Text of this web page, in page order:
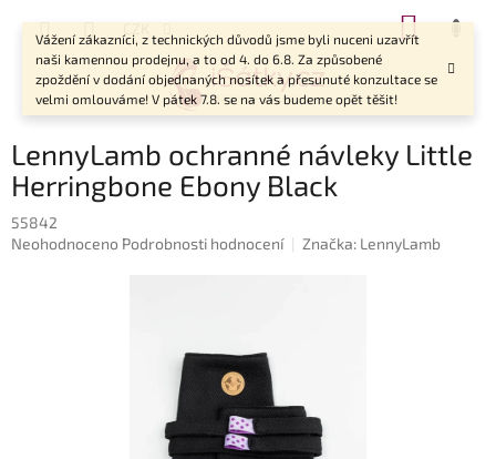
Vážení zákazníci, z technických důvodů jsme byli nuceni uzavřít
naši kamennou prodejnu, a to od 4. do 6.8. Za způsobené
zpoždění v dodání objednaných nosítek a přesunuté konzultace se
velmi omlouváme! V pátek 7.8. se na vás budeme opět těšit!
CZK
LennyLamb ochranné návleky Little
Herringbone Ebony Black
55842
Průměrné
Neohodnoceno Podrobnosti hodnocení Značka: LennyLamb